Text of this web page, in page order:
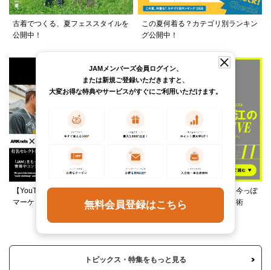
古着でつくる、夏フェススタイルを
公開中！
この夏何着る？カテゴリ別ランキン
グ公開中！
【YouTube】ARKnetsコラボ！028
マーケットで本気ショッピング
柄ワンピースは夏の切り札、今っぽ
く着るレイヤード＆ミックス術
トピックス・特集をもっと見る
JAMメンバーズ会員ログイン、
または新規ご登録いただきますと、
大変お得な特典やサービスがすぐにご利用いただけます。
無料会員登録はこちら